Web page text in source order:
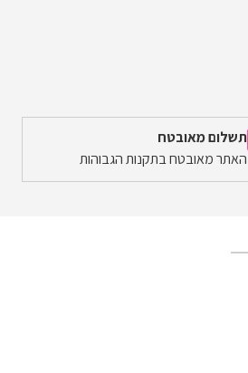
תשלום מאובטח
האתר מאובטח בתקנות הגבוהות